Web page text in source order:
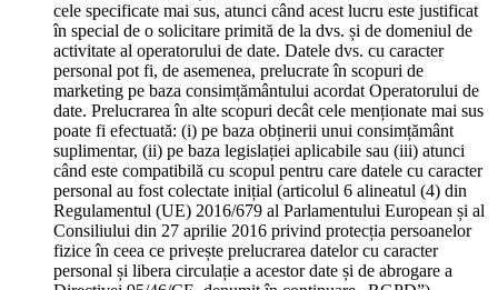
cele specificate mai sus, atunci când acest lucru este justificat
în special de o solicitare primită de la dvs. și de domeniul de
activitate al operatorului de date. Datele dvs. cu caracter
personal pot fi, de asemenea, prelucrate în scopuri de
marketing pe baza consimțământului acordat Operatorului de
date. Prelucrarea în alte scopuri decât cele menționate mai sus
poate fi efectuată: (i) pe baza obținerii unui consimțământ
suplimentar, (ii) pe baza legislației aplicabile sau (iii) atunci
când este compatibilă cu scopul pentru care datele cu caracter
personal au fost colectate inițial (articolul 6 alineatul (4) din
Regulamentul (UE) 2016/679 al Parlamentului European și al
Consiliului din 27 aprilie 2016 privind protecția persoanelor
fizice în ceea ce privește prelucrarea datelor cu caracter
personal și libera circulație a acestor date și de abrogare a